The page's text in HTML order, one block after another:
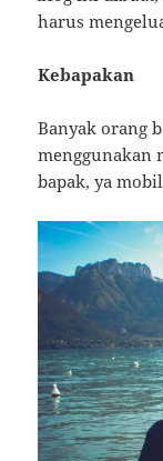
harus
Kebapakan
Banyak orang
menggunakan
bapak, ya